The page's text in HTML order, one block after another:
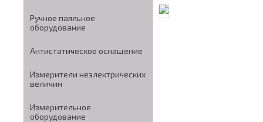
Ручное паяльное
оборудование
Антистатическое оснащение
Измерители неэлектрических
величин
Измерительное
оборудование